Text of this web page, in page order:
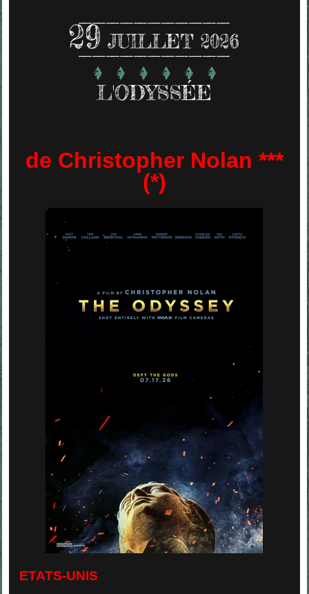
29 JUILLET 2026
L'ODYSSÉE
de Christopher Nolan ***
(*)
ETATS-UNIS